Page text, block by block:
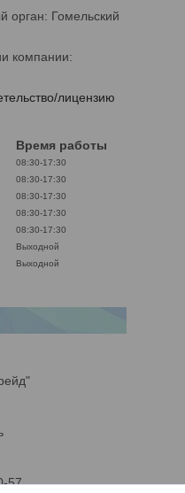
орган: Гомельский
компании:
лицензию
Время работы
08:30-17:30
08:30-17:30
08:30-17:30
08:30-17:30
08:30-17:30
Выходной
Выходной
57